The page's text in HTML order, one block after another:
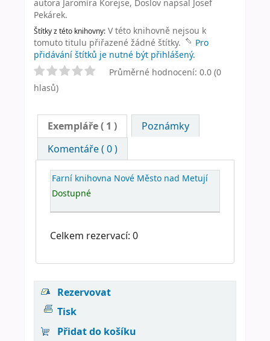
autora Jaromíra Korejse, Doslov napsal Josef
Pekárek.
Štítky z této knihovny: V této knihovně nejsou k
tomuto titulu přiřazené žádné štítky.
Pro
přidávání štítků je nutné být přihlášený.
Průměrné hodnocení: 0.0 (0
hlasů)
Exempláře( 1 )
Poznámky
Komentáře ( 0 )
Farní knihovna Nové Město nad Metují
Dostupné
Celkem rezervací: 0
Rezervovat
Tisk
Přidat do košíku